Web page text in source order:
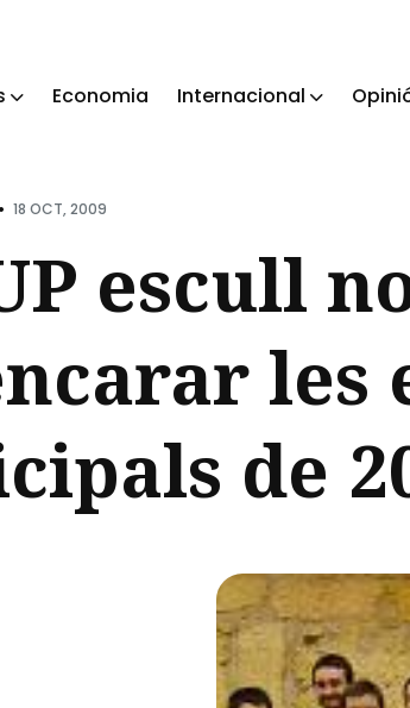
Economia Internacional
Blog
• 18 OCT, 2009
escull
les
de